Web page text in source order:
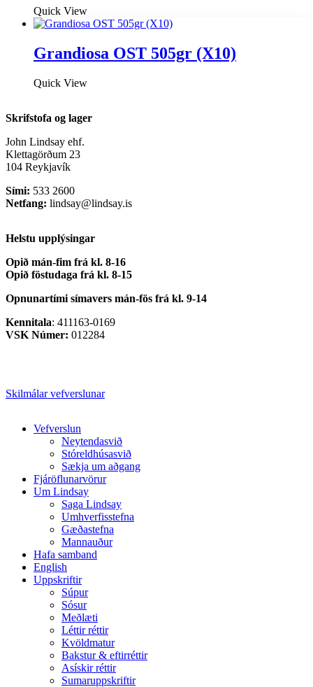
Quick View
Grandiosa OST 505gr (X10)
Quick View
Skrifstofa og lager
John Lindsay ehf.
Klettagörðum 23
104 Reykjavík
Sími: 533 2600
Netfang: lindsay@lindsay.is
Helstu upplýsingar
Opið mán-fim frá kl. 8-16
Opið föstudaga frá kl. 8-15
Opnunartími símavers mán-fös frá kl. 9-14
Kennitala: 411163-0169
VSK Númer: 012284
Skilmálar vefverslunar
Close
Vefverslun
Neytendasvið
Stóreldhúsasvið
Sækja um aðgang
Fjáröflunarvörur
Um Lindsay
Saga Lindsay
Umhverfisstefna
Gæðastefna
Mannauður
Hafa samband
English
Uppskriftir
Súpur
Sósur
Meðlæti
Léttir réttir
Kvöldmatur
Bakstur & eftirréttir
Asískir réttir
Sumaruppskriftir